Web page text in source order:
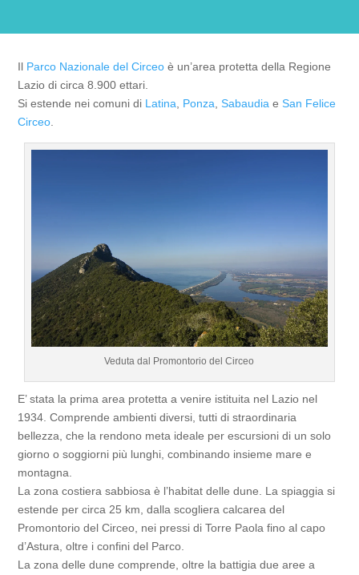
Il Parco Nazionale del Circeo è un’area protetta della Regione
Lazio di circa 8.900 ettari.
Si estende nei comuni di Latina Ponza ,Sabaudia eSan Felice
Circeo
Veduta dal Promontorio del Circeo
E’ stata la prima area protetta a venire istituita nel Lazio nel
1934. Comprende ambienti diversi, tutti di straordinaria
bellezza, che la rendono meta ideale per escursioni di un solo
giorno o soggiorni più lunghi, combinando insieme mare e
montagna.
La zona costiera sabbiosa è l’habitat delle dune. La spiaggia si
estende per circa 25 km, dalla scogliera calcarea del
Promontorio del Circeo, nei pressi di Torre Paola fino al capo
d’Astura, oltre i confini del Parco.
La zona delle dune comprende, oltre la battigia due aree a